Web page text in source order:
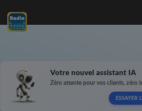
Votre nouvel assistant IA
Zéro attente pour vos clients, zéro
ESSAYER